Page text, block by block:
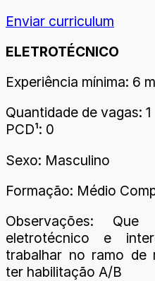
Enviar curriculum
ELETROTÉCNICO
Experiência mínima: 6
Quantidade de vagas: 1
PCD¹: 0
Sexo: Masculino
Formação: Médio
Observações:
eletrotécnico e
trabalhar no ramo de
ter habilitação A/B